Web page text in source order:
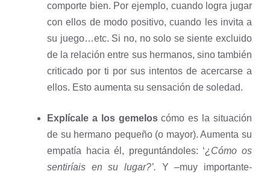
comporte bien. Por ejemplo, cuando logra jugar
con ellos de modo positivo, cuando les invita a
su juego…etc. Si no, no solo se siente excluido
de la relación entre sus hermanos, sino también
criticado por ti por sus intentos de acercarse a
ellos. Esto aumenta su sensación de soledad.
Explícale a los gemeloscómo es la situación
de su hermano pequeño (o mayor). Aumenta su
empatía hacia él, preguntándoles: ‘¿Cómo os
sentiríais en su lugar?’. Y –muy importante-